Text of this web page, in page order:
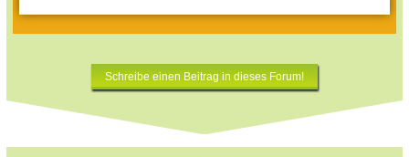
Schreibe einen Beitrag in dieses Forum!